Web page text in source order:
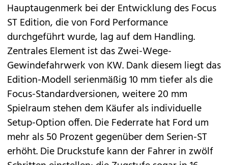
Hauptaugenmerk bei der Entwicklung des Focus
ST Edition, die von Ford Performance
durchgeführt wurde, lag auf dem Handling.
Zentrales Element ist das Zwei-Wege-
Gewindefahrwerk von KW. Dank diesem liegt das
Edition-Modell serienmäßig 10 mm tiefer als die
Focus-Standardversionen, weitere 20 mm
Spielraum stehen dem Käufer als individuelle
Setup-Option offen. Die Federrate hat Ford um
mehr als 50 Prozent gegenüber dem Serien-ST
erhöht. Die Druckstufe kann der Fahrer in zwölf